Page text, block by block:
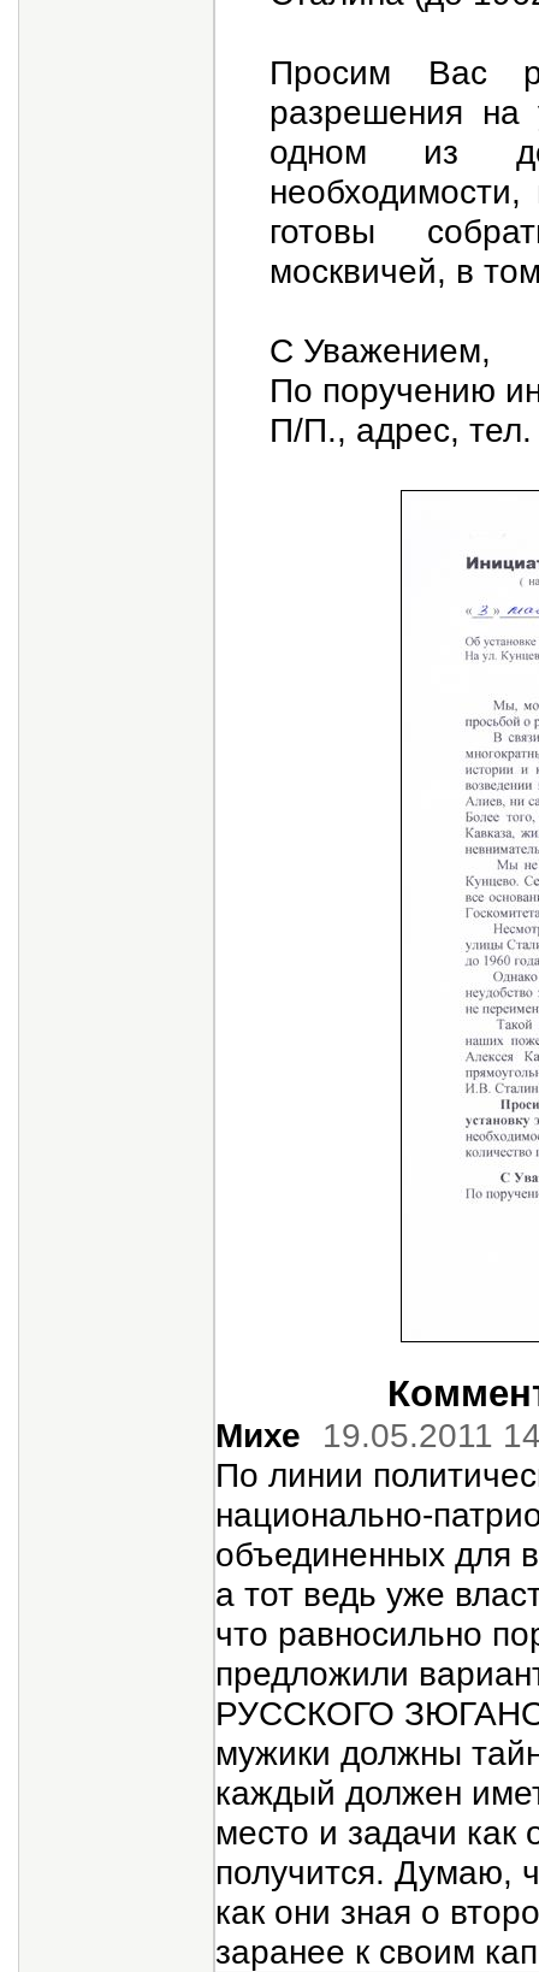
Просим Вас
разрешения на
одном из
готовы
москвичей, в
С Уважением,
По поручению
П/П., адрес, тел.
Михе
19.05.2011
По линии
национально-
объединенных для
а тот ведь уже
что равносильно
предложили
РУССКОГО
мужики должны
каждый должен
место и задачи
получится. Думаю,
как они зная о
заранее к своим